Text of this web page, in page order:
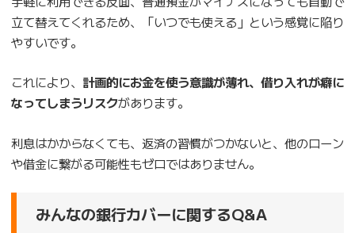
立て替えてくれるため、「いつでも使える」という感覚に陥り
やすいです。
これにより、 計画的にお金を使う意識が薄れ、借り入れが癖に
なってしまうリスクがあります。
利息はかからなくても、返済の習慣がつかないと、他のローン
や借金に繋がる可能性もゼロではありません。
みんなの銀行カバーに関するQ&A